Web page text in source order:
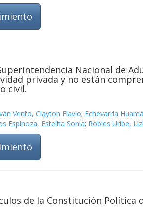
Nacional de
privada y no están
civil.
Vento, Clayton Flavio; Echevarría
Espinoza, Estelita Sonia; Robles Uribe,
de la Constitución